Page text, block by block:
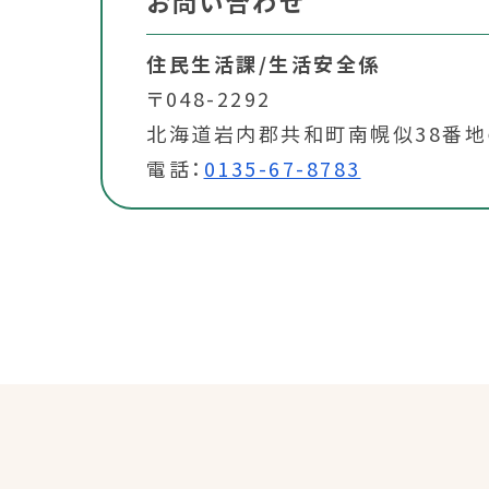
住民生活課/生活安全係
〒048-2292
北海道岩内郡共和町南幌似38番
電話： 0135-67-8783